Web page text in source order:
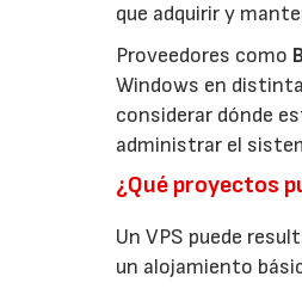
que adquirir y
Proveedores como
Windows en
considerar dónde
administrar el
¿Qué proyectos
Un VPS puede
un alojamiento